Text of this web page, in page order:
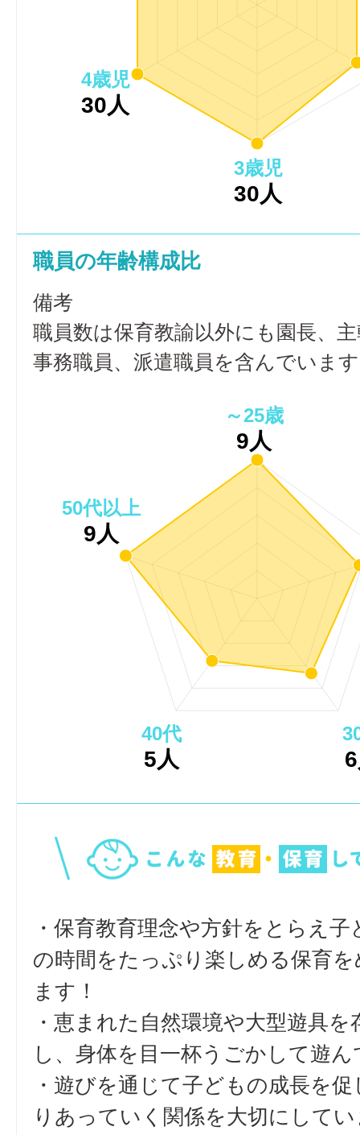
3歳児
30人
4歳児
30人
職員の年齢構成比
備考
職員数は保育教諭以外にも園長、
事務職員、派遣職員を含んでいま
～25歳
9人
40代
5人
50代以上
9人
・保育教育理念や方針をとらえ
の時間をたっぷり楽しめる保育
ます！
・恵まれた自然環境や大型遊具を
し、身体を目一杯うごかして遊
・遊びを通じて子どもの成長を
りあっていく関係を大切にして